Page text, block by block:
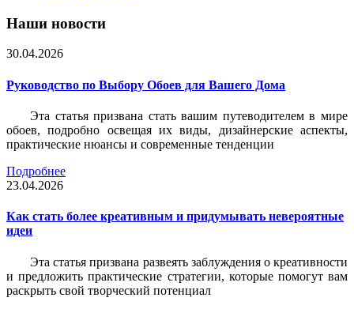
Наши новости
30.04.2026
Руководство по Выбору Обоев для Вашего Дома
Эта статья призвана стать вашим путеводителем в мире
обоев, подробно освещая их виды, дизайнерские аспекты,
практические нюансы и современные тенденции
Подробнее
23.04.2026
Как стать более креативным и придумывать невероятные
идеи
Эта статья призвана развеять заблуждения о креативности
и предложить практические стратегии, которые помогут вам
раскрыть свой творческий потенциал